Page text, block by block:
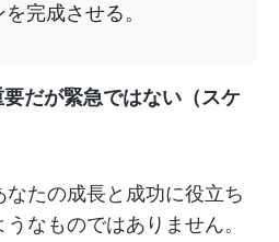
完成させる。
だが緊急ではない（スケ
たの成長と成功に役立ち
なものではありません。